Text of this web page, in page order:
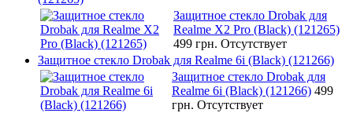
Защитное стекло Drobak для
Realme X2 Pro (Black) (121265)
499 грн. Отсутствует
Защитное стекло Drobak для Realme 6i (Black) (121266)
Защитное стекло Drobak для
Realme 6i (Black) (121266) 499
грн. Отсутствует